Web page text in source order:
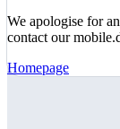
We apologise for
contact our
Homepage